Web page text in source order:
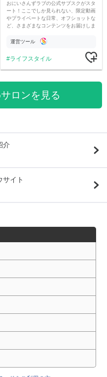
おにいさんずラブの公式サブスクがスタ
ート！ここでしか見られない、限定動画
やプライベートな日常、オフショットな
ど、さまざまなコンテンツをお届けしま
運営ツール
ライフスタイル
ロンを見る
介
サイト